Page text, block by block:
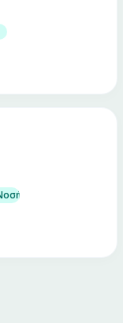
Εντέρου. (Νόσος